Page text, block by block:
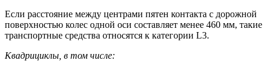
Если расстояние между центрами пятен контакта с дорожной
поверхностью колес одной оси составляет менее 460 мм, такие
транспортные средства относятся к категории L3.
Квадрициклы, в том числе: